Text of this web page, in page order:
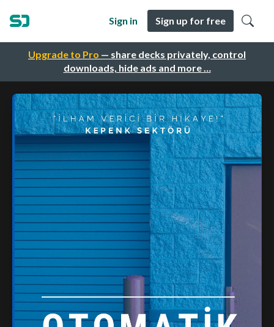
Upgrade to Pro — share decks privately, control
downloads, hide ads and more …
Sign in Sign up for free